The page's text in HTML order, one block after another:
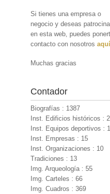
Si tienes una empresa o
negocio y deseas
en esta web, puedes
contacto con nosotrosaquí
Muchas gracias
Contador
Biografías : 1387
Inst. Edificios históricos :
Inst. Equipos deportivos :
Inst. Empresas : 15
Inst. Organizaciones : 10
Tradiciones : 13
Img. Arqueología : 55
Img. Carteles : 66
Img. Cuadros : 369